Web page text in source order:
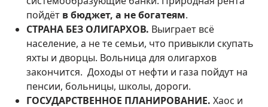
пойдёт в бюджет, а не богатеям.
СТРАНА БЕЗ ОЛИГАРХОВ. Выиграет всё
население, а не те семьи, что привыкли скупать
яхты и дворцы. Вольница для олигархов
закончится. Доходы от нефти и газа пойдут на
пенсии, больницы, школы, дороги.
ГОСУДАРСТВЕННОЕ ПЛАНИРОВАНИЕ. Хаос и